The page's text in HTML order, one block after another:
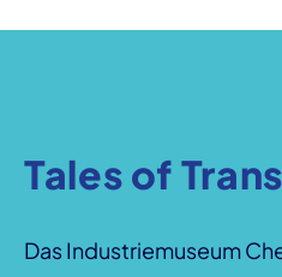
Tales of
Das Industriemuseum